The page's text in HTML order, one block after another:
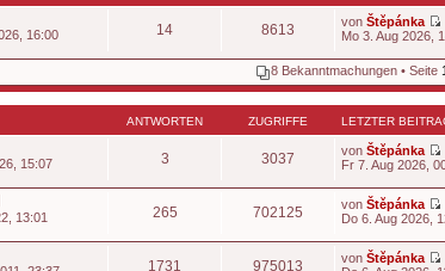
16:00
14 8613 von Štěpánka
t
r
t
Mo 3. Aug 2026,
8 Bekanntmachungen • Seite
ANTWORTEN ZUGRIFFE LETZTER
15:07
3 3037 von Štěpánka
Fr 7. Aug 2026,
13:01
265 702125 von Štěpánka
Do 6. Aug 2026,
1731 975013 von Štěpánka